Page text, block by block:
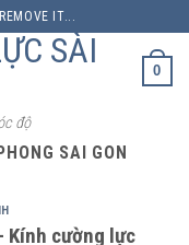
IT...
SÀI
độ
0
SAI GON
Kính cường lực